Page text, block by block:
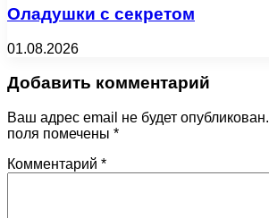
Оладушки с секретом
01.08.2026
Добавить комментарий
Ваш адрес email не будет опубликован.
поля помечены *
Комментарий *